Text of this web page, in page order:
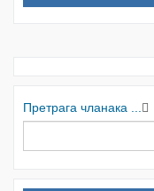
Претрага чланака ...